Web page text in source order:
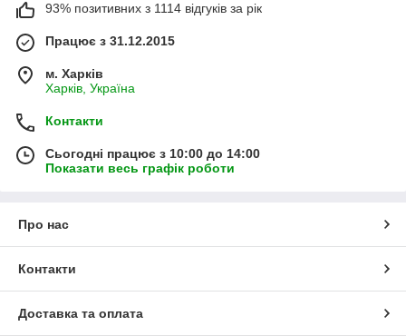
93% позитивних з 1114 відгуків за рік
Працює з 31.12.2015
м. Харків
Харків, Україна
Контакти
Сьогодні працює з 10:00 до 14:00
Показати весь графік роботи
Про нас
Контакти
Доставка та оплата